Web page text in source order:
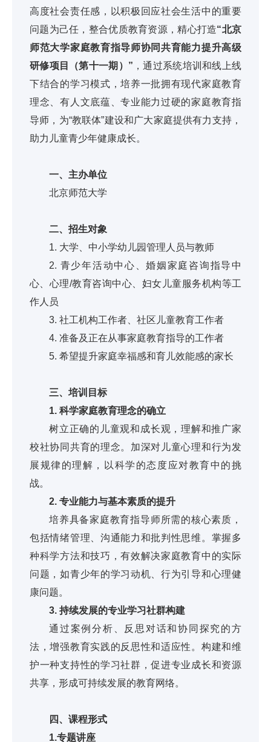
高度社会责任感，以积极回应社会生活中的重要
问题为己任，整合优质教育资源，精心打造“北京
师范大学家庭教育指导师协同共育能力提升高级
研修项目（第十一期）” ，通过系统培训和线上线
下结合的学习模式，培养一批拥有现代家庭教育
理念、有人文底蕴、专业能力过硬的家庭教育指
导师，为“教联体”建设和广大家庭提供有力支持，
助力儿童青少年健康成长。
一、主办单位
北京师范大学
二、招生对象
1. 大学、中小学幼儿园管理人员与教师
2. 青少年活动中心、婚姻家庭咨询指导中
心、心理/教育咨询中心、妇女儿童服务机构等工
作人员
3. 社工机构工作者、社区儿童教育工作者
4. 准备及正在从事家庭教育指导的工作者
5. 希望提升家庭幸福感和育儿效能感的家长
三、培训目标
1. 科学家庭教育理念的确立
树立正确的儿童观和成长观，理解和推广家
校社协同共育的理念。加深对儿童心理和行为发
展规律的理解，以科学的态度应对教育中的挑
战。
2. 专业能力与基本素质的提升
培养具备家庭教育指导师所需的核心素质，
包括情绪管理、沟通能力和批判性思维。掌握多
种科学方法和技巧，有效解决家庭教育中的实际
问题，如青少年的学习动机、行为引导和心理健
康问题。
3. 持续发展的专业学习社群构建
通过案例分析、反思对话和协同探究的方
法，增强教育实践的反思性和适应性。构建和维
护一种支持性的学习社群，促进专业成长和资源
共享，形成可持续发展的教育网络。
四、课程形式
1.专题讲座